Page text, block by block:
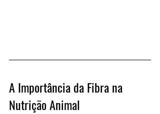
A Importância da Fibra na
Nutrição Animal